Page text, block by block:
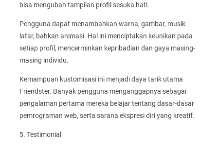
bisa mengubah tampilan profil sesuka hati.
Pengguna dapat menambahkan warna, gambar, musik
latar, bahkan animasi. Hal ini menciptakan keunikan pada
setiap profil, mencerminkan kepribadian dan gaya masing-
masing individu.
Kemampuan kustomisasi ini menjadi daya tarik utama
Friendster. Banyak pengguna menganggapnya sebagai
pengalaman pertama mereka belajar tentang dasar-dasar
pemrograman web, serta sarana ekspresi diri yang kreatif.
5. Testimonial